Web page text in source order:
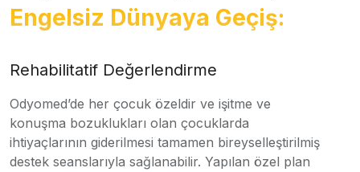
Engelsiz Dünyaya Geçiş:
Rehabilitatif Değerlendirme
Odyomed’de her çocuk özeldir ve işitme ve
konuşma bozuklukları olan çocuklarda
ihtiyaçlarının giderilmesi tamamen bireyselleştirilmiş
destek seanslarıyla sağlanabilir. Yapılan özel plan